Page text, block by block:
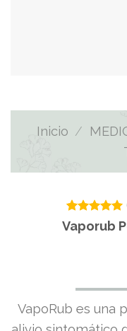
Inicio /
Valorado
con5.00
1
cliente
Vaporub
VapoRub es una